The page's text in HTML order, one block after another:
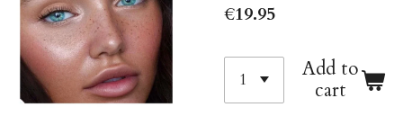
€19.95
Add to
cart